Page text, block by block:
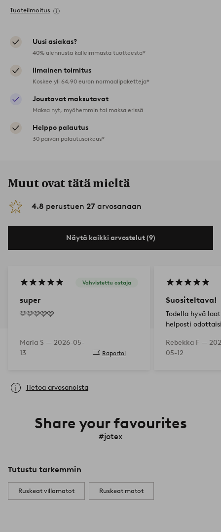
Tuoteilmoitus
Uusi asiakas?
40% alennusta kalleimmasta tuotteesta*
Ilmainen toimitus
Koskee yli 64,90 euron normaalipaketteja*
Joustavat maksutavat
Maksa nyt, myöhemmin tai maksa erissä
Helppo palautus
30 päivän palautusoikeus*
Muut ovat tätä mieltä
4.8 perustuen 27 arvosanaan
Näytä kaikki arvostelut (9)
Vahvistettu ostaja
super
🩷🩷🩷🩷🩷
Maria S — 2026-05-
13
Raportoi
Suositeltava!
Todella hyvä
helposti
mukavan
sen yli sukat
Rebekka F —
05-12
Tietoa arvosanoista
Share your favourites
#jotex
Tutustu tarkemmin
Ruskeat villamatot Ruskeat matot